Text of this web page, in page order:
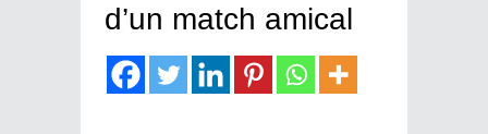
d’un match amical